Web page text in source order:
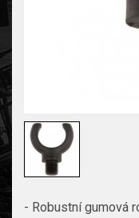
- Robustní gumová